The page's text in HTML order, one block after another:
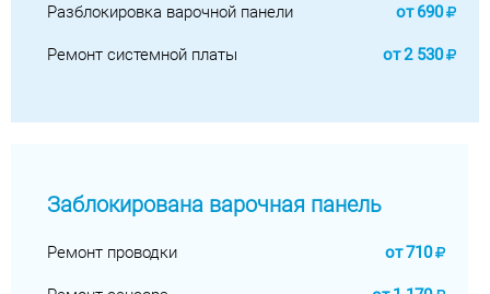
Разблокировка варочной панели от 690
Ремонт системной платы от2 530
Заблокирована варочная панель
Ремонт проводки от710